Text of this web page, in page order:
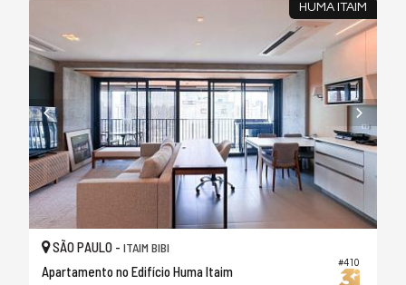
HUMA ITAIM
#410
SÃO PAULO - ITAIM BIBI
Apartamento no Edifício Huma Itaim